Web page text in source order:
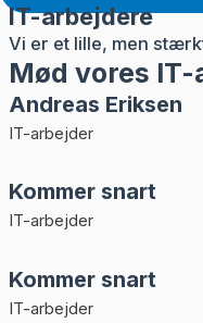
IT-arbejdere
Vi er et lille, men
Mød vores
Andreas Eriksen
IT-arbejder
Kommer snart
IT-arbejder
Kommer snart
IT-arbejder